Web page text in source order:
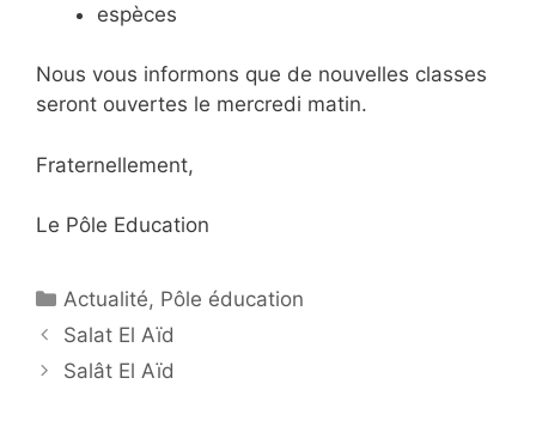
espèces
Nous vous informons que de nouvelles classes
seront ouvertes le mercredi matin.
Fraternellement,
Le Pôle Education
Catégories
Actualité, Pôle éducation
Navigation
des
Salat El Aïd
Salât El Aïd